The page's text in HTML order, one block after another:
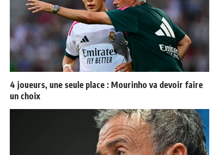
4 joueurs, une seule place : Mourinho va devoir faire
un choix